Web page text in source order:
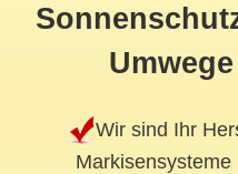
Wir sind Ihr